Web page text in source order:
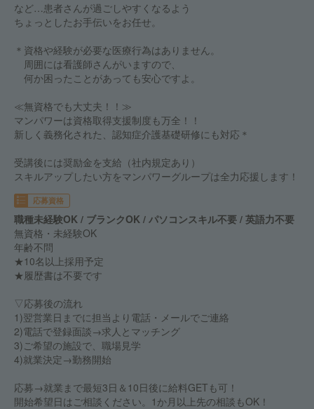
など…患者さんが過ごしやすくなるよう
ちょっとしたお手伝いをお任せ。
＊資格や経験が必要な医療行為はありません。
周囲には看護師さんがいますので、
何か困ったことがあっても安心ですよ。
≪無資格でも大丈夫！！≫
マンパワーは資格取得支援制度も万全！！
新しく義務化された、認知症介護基礎研修にも対応＊
受講後には奨励金を支給（社内規定あり）
スキルアップしたい方をマンパワーグループは全力応援します！
応募資格
職種未経験OK / ブランクOK / パソコンスキル不要 / 英語力不要
無資格・未経験OK
年齢不問
★10名以上採用予定
★履歴書は不要です
▽応募後の流れ
1)翌営業日までに担当より電話・メールでご連絡
2)電話で登録面談→求人とマッチング
3)ご希望の施設で、職場見学
4)就業決定→勤務開始
応募→就業まで最短3日＆10日後に給料GETも可！
開始希望日はご相談ください。1か月以上先の相談もOK！